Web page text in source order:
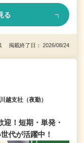
る
掲載終了日： 2026/08/24
支社（夜勤）
迎！短期・単発・
代が活躍中！